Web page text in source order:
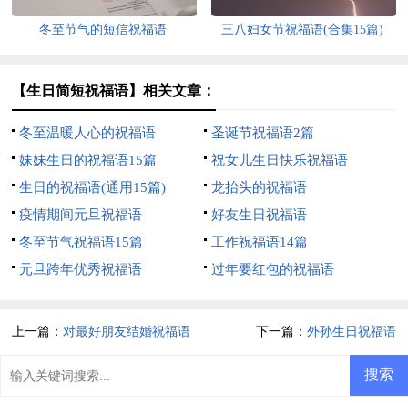
冬至节气的短信祝福语 三八妇女节祝福语(合集15篇)
【生日简短祝福语】相关文章：
冬至温暖人心的祝福语
圣诞节祝福语2篇
妹妹生日的祝福语15篇
祝女儿生日快乐祝福语
生日的祝福语(通用15篇)
龙抬头的祝福语
疫情期间元旦祝福语
好友生日祝福语
冬至节气祝福语15篇
工作祝福语14篇
元旦跨年优秀祝福语
过年要红包的祝福语
上一篇：对最好朋友结婚祝福语 下一篇： 外孙生日祝福语